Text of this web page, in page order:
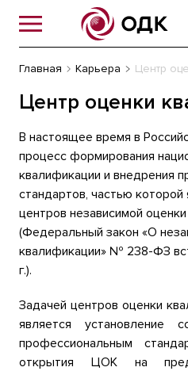
Главная Карьера Центр
Центр оценки
В настоящее время в
процесс формирования
квалификации и внедрения
стандартов, частью которой
центров независимой
(Федеральный закон «О
квалификации» № 238-ФЗ
г.).
Задачей центров оценки
является установление
профессиональным
открытия ЦОК на